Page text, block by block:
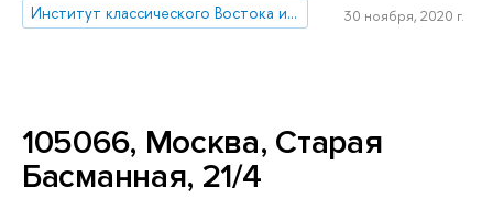
Институт классического Востока и античности
30 ноября, 2020 г.
105066, Москва, Старая
Басманная, 21/4